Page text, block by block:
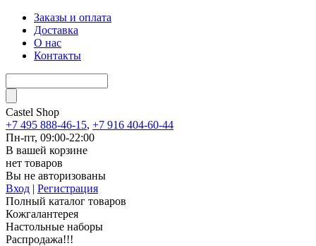
Заказы и оплата
Доставка
О нас
Контакты
Castel Shop
+7 495 888-46-15, +7 916 404-60-44
Пн-пт, 09:00-22:00
В вашей корзине
нет товаров
Вы не авторизованы
Вход | Регистрация
Полный каталог товаров
Кожгалантерея
Настольные наборы
Распродажа!!!